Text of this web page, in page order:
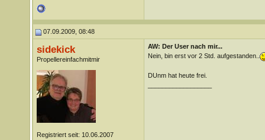
07.09.2009, 08:48
sidekick
Propellereinfachmitmir
Registriert seit: 10.06.2007
AW: Der User nach mir...
Nein, bin erst vor 2 Std. aufgestanden..
DUnm hat heute frei.